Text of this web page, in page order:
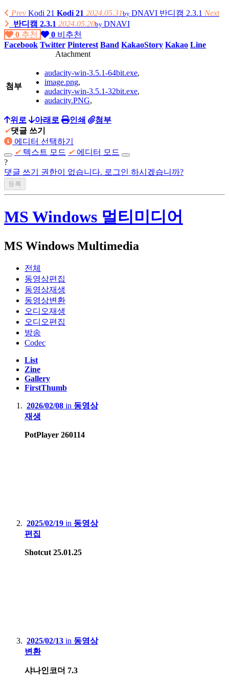
Prev Kodi 21 Kodi 21 2024.05.31by DNAVI 반디캠 2.3.1 Next
반디캠 2.3.1 2024.05.20by DNAVI
0 추천 0 비추천
Facebook Twitter Pinterest Band KakaoStory Kakao Line
Atachment
첨부
audacity-win-3.5.1-64bit.exe,
image.png,
audacity-win-3.5.1-32bit.exe,
audacity.PNG,
위로 아래로 인쇄
첨부
✔댓글 쓰기
에디터 선택하기
✔ 텍스트 모드 ✔ 에디터 모드
?
댓글 쓰기 권한이 없습니다. 로그인 하시겠습니까?
MS Windows 멀티미디어
MS Windows Multimedia
전체
동영상편집
동영상재생
동영상변환
오디오재생
오디오편집
방송
Codec
List
Zine
Gallery
FirstThumb
2026/02/08 in 동영상
재생
PotPlayer 260114
2025/02/19 in 동영상
편집
Shotcut 25.01.25
2025/02/13 in 동영상
변환
샤나인코더 7.3